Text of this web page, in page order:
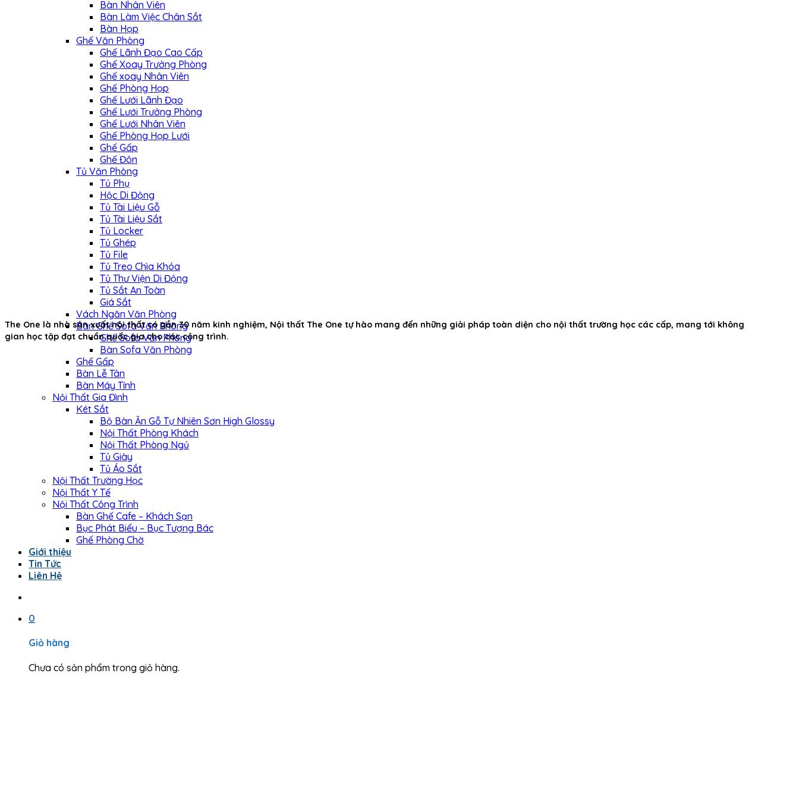
Bàn Nhân Viên
Bàn Làm Việc Chân Sắt
Bàn Họp
Ghế Văn Phòng
Ghế Lãnh Đạo Cao Cấp
Ghế Xoay Trưởng Phòng
Ghế xoay Nhân Viên
Ghế Phòng Họp
Ghế Lưới Lãnh Đạo
Ghế Lưới Trưởng Phòng
Ghế Lưới Nhân Viên
Ghế Phòng Họp Lưới
Ghế Gấp
Ghế Đôn
Tủ Văn Phòng
Tủ Phụ
Hộc Di Động
Tủ Tài Liệu Gỗ
Tủ Tài Liệu Sắt
Tủ Locker
Tủ Ghép
Tủ File
Tủ Treo Chìa Khóa
Tủ Thư Viện Di Động
Tủ Sắt An Toàn
Giá Sắt
Vách Ngăn Văn Phòng
Bàn Ghế Sofa Văn Phòng
Ghế Sofa Văn Phòng
Bàn Sofa Văn Phòng
Ghế Gấp
Bàn Lễ Tân
Bàn Máy Tính
Nội Thất Gia Đình
Két Sắt
Bộ Bàn Ăn Gỗ Tự Nhiên Sơn High Glossy
Nội Thất Phòng Khách
Nội Thất Phòng Ngủ
Tủ Giày
Tủ Áo Sắt
Nội Thất Trường Học
Nội Thất Y Tế
Nội Thất Công Trình
Bàn Ghế Cafe – Khách Sạn
Bục Phát Biểu – Bục Tượng Bác
Ghế Phòng Chờ
Giới thiệu
Tin Tức
Liên Hệ
0
Giỏ hàng
Chưa có sản phẩm trong giỏ hàng.
The One là nhà sản xuất nội thấtcó gần 30 năm kinh nghiệm, Nội thất The One tự hào mang đến những giải pháp toàn diện cho nội thất trường học các cấp, mang tới không
gian học tập đạt chuẩn quốc gia cho các công trình.